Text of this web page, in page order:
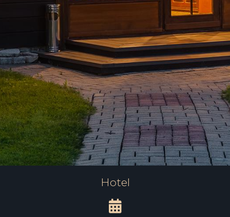
Hotel